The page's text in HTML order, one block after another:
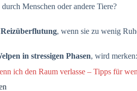
Menschen oder andere Tiere?
, wenn sie zu wenig
in stressigen Phasen, wird
ich den Raum verlasse – Tipps für